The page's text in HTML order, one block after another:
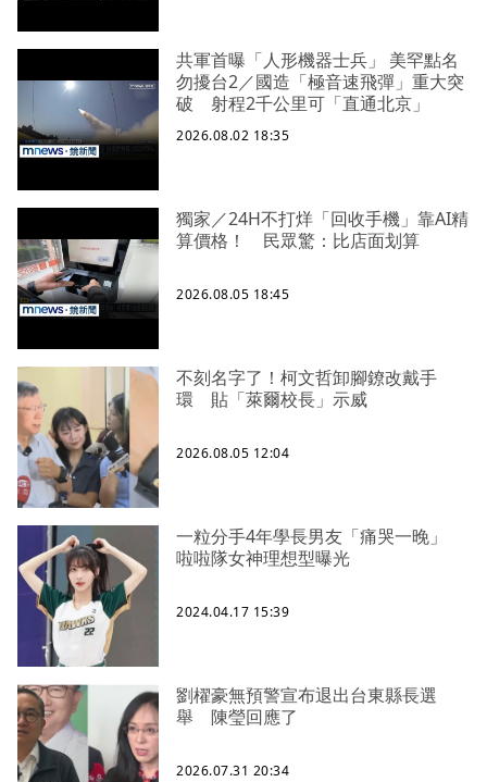
共軍首曝「人形機器士兵」 美罕點名
勿擾台2／國造「極音速飛彈」重大突
破 射程2千公里可「直通北京」
2026.08.02 18:35
獨家／24H不打烊「回收手機」靠AI精
算價格！ 民眾驚：比店面划算
2026.08.05 18:45
不刻名字了！柯文哲卸腳鐐改戴手
環 貼「萊爾校長」示威
2026.08.05 12:04
一粒分手4年學長男友「痛哭一晚」
啦啦隊女神理想型曝光
2024.04.17 15:39
劉櫂豪無預警宣布退出台東縣長選
舉 陳瑩回應了
2026.07.31 20:34